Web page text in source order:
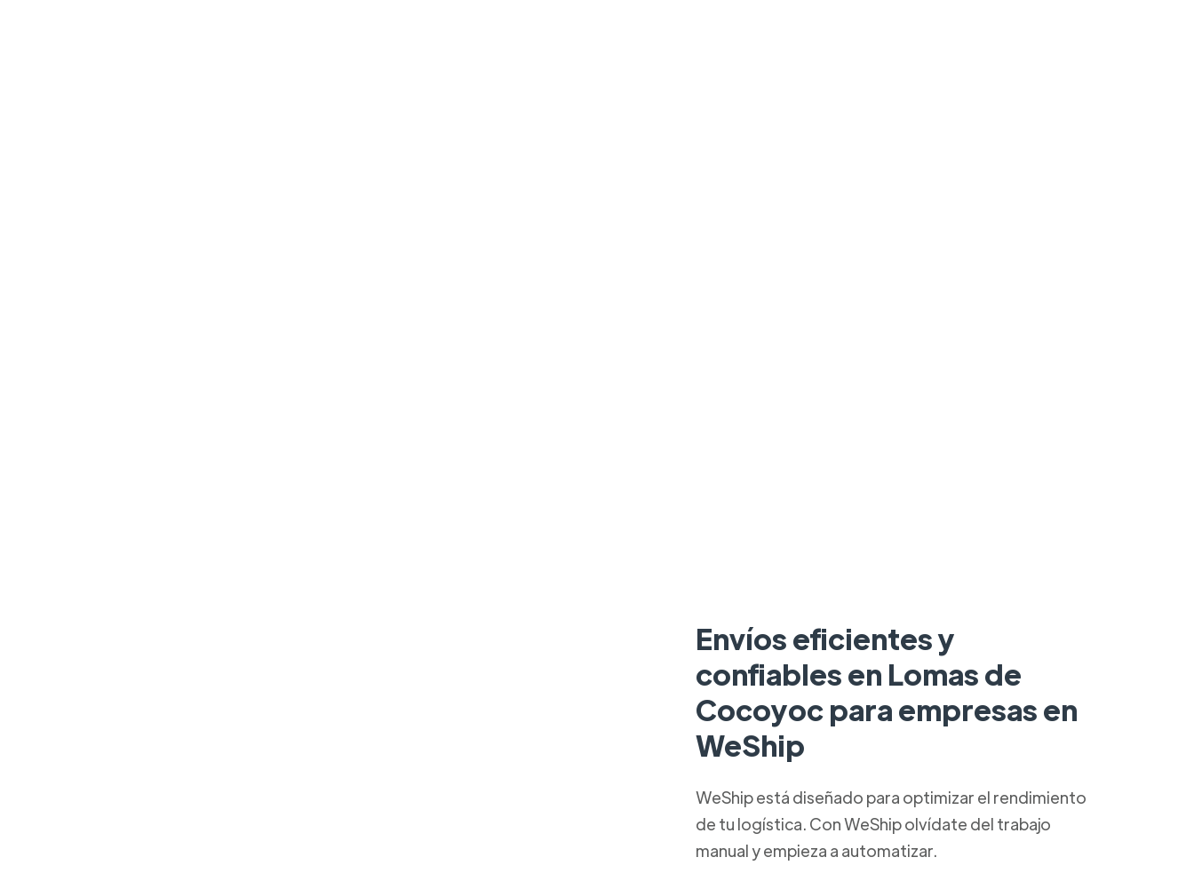
Envíos eficientes y
confiables en Lomas de
Cocoyoc para empresas en
WeShip
WeShip está diseñado para optimizar el rendimiento
de tu logística. Con WeShip olvídate del trabajo
manual y empieza a automatizar.